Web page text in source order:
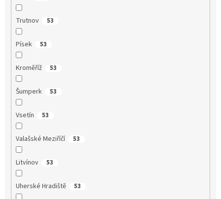
Trutnov 53
Písek 53
Kroměříž 53
Šumperk 53
Vsetín 53
Valašské Meziříčí 53
Litvínov 53
Uherské Hradiště 53